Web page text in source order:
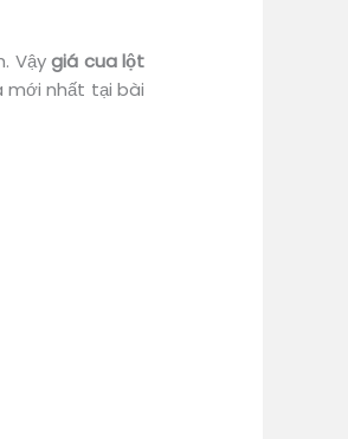
Vậygiá cua lột
mới nhất tại bài